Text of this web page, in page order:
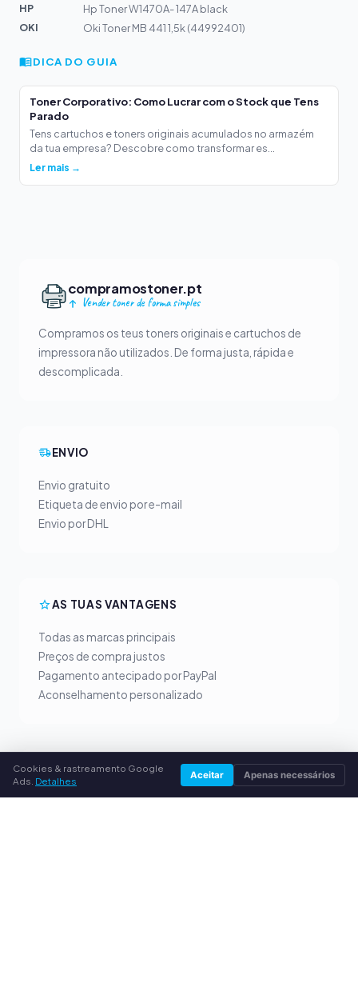
HP
Hp Toner W1470A- 147A black
OKI
Oki Toner MB 441 1,5k (44992401)
DICA DO GUIA
Toner Corporativo: Como Lucrar com o Stock que Tens
Parado
Tens cartuchos e toners originais acumulados no armazém
da tua empresa? Descobre como transformar es...
Ler mais →
compramostoner.pt
Vender toner de forma simples
Compramos os teus toners originais e cartuchos de
impressora não utilizados. De forma justa, rápida e
descomplicada.
ENVIO
Envio gratuito
Etiqueta de envio por e-mail
Envio por DHL
AS TUAS VANTAGENS
Todas as marcas principais
Preços de compra justos
Pagamento antecipado por PayPal
Aconselhamento personalizado
SERVIÇO
Cookies & rastreamento Google
Ads. Detalhes Aceitar Apenas necessários